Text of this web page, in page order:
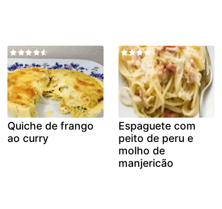
Quiche de frango
ao curry
Espaguete com
peito de peru e
molho de
manjericão